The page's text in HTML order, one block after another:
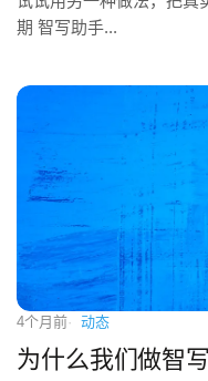
期 智写助手...
4个月前 动态
为什么我们做智